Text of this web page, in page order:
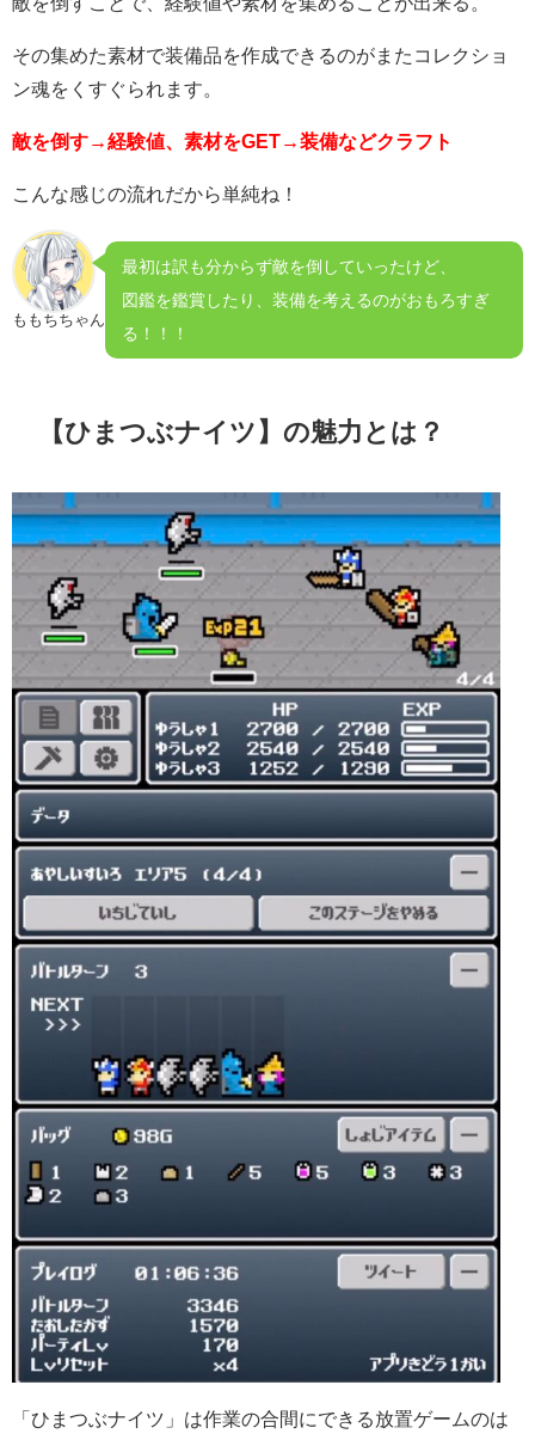
その集めた素材で装備品を作成できるのがまたコレクショ
ン魂をくすぐられます。
敵を倒す→経験値、素材をGET→装備などクラフト
こんな感じの流れだから単純ね！
ももちちゃん
最初は訳も分からず敵を倒していったけど、
図鑑を鑑賞したり、装備を考えるのがおもろすぎ
る！！！
【ひまつぶナイツ】の魅力とは？
「ひまつぶナイツ」は作業の合間にできる放置ゲームのは